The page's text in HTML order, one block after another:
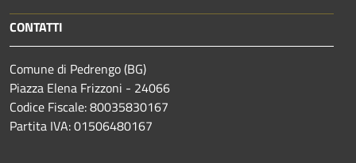
CONTATTI
Comune di Pedrengo (BG)
Piazza Elena Frizzoni - 24066
Codice Fiscale: 80035830167
Partita IVA: 01506480167